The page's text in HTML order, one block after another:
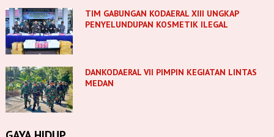
TIM GABUNGAN KODAERAL XIII UNGKAP
PENYELUNDUPAN KOSMETIK ILEGAL
DANKODAERAL VII PIMPIN KEGIATAN LINTAS
MEDAN